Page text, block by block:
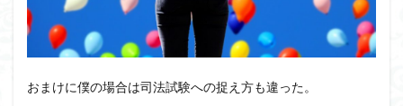
おまけに僕の場合は司法試験への捉え方も違った。